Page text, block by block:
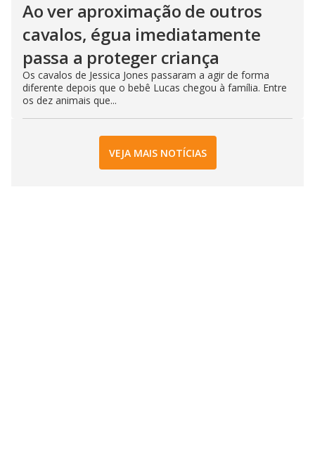
Ao ver aproximação de outros
cavalos, égua imediatamente
passa a proteger criança
Os cavalos de Jessica Jones passaram a agir de forma
diferente depois que o bebê Lucas chegou à família. Entre
os dez animais que...
VEJA MAIS NOTÍCIAS